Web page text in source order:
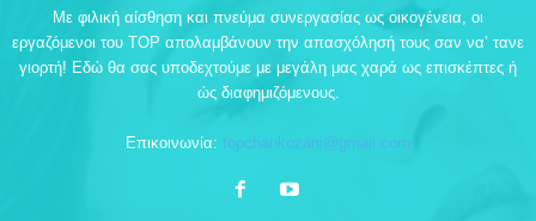
Με φιλική αίσθηση και πνεύμα συνεργασίας ως οικογένεια, οι
εργαζόμενοι του TOP απολαμβάνουν την απασχόλησή τους σαν να’ τανε
γιορτή! Εδώ θα σας υποδεχτούμε με μεγάλη μας χαρά ως επισκέπτες ή
ώς διαφημιζόμενους.
Επικοινωνία: topchankozani@gmail.com